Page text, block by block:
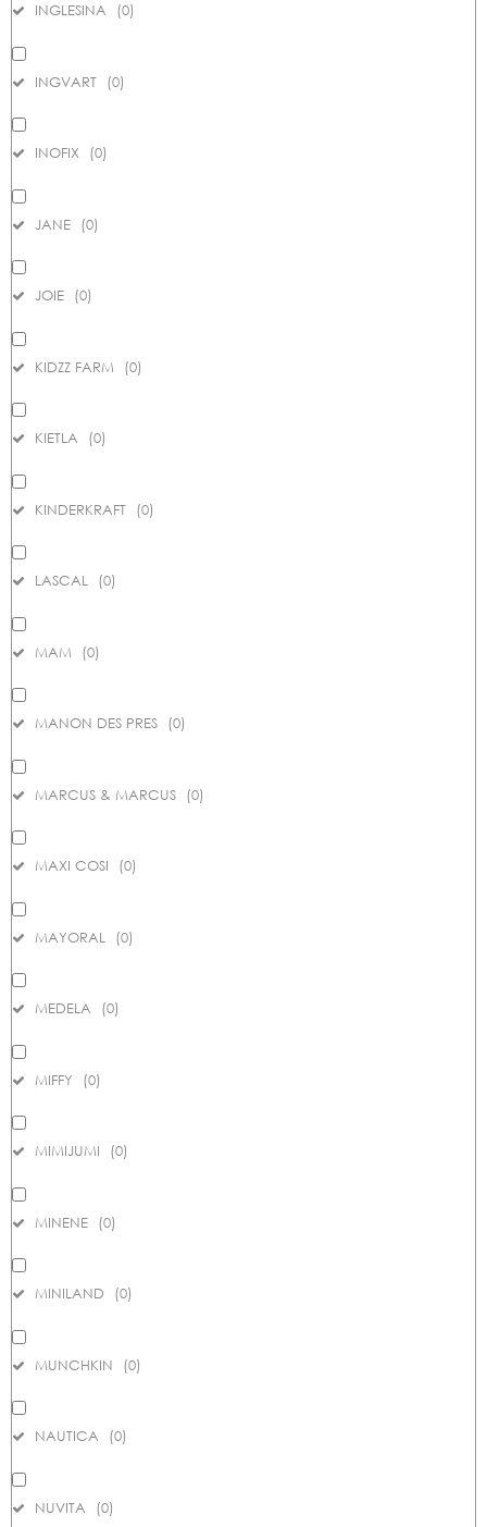
INGLESINA (0)
INGVART (0)
INOFIX (0)
JANE (0)
JOIE (0)
KIDZZ FARM (0)
KIETLA (0)
KINDERKRAFT (0)
LASCAL (0)
MAM (0)
MANON DES PRES (0)
MARCUS & MARCUS (0)
MAXI COSI (0)
MAYORAL (0)
MEDELA (0)
MIFFY (0)
MIMIJUMI (0)
MINENE (0)
MINILAND (0)
MUNCHKIN (0)
NAUTICA (0)
NUVITA (0)